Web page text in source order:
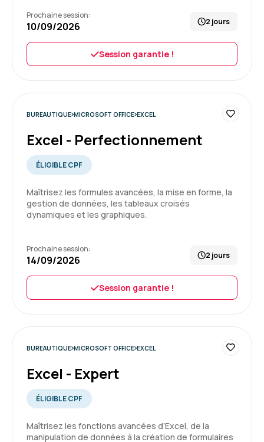
5
Formation : PowerPoint perfectionnement
Très bonne organisation, formation qui
s'adapte au niveau de l'apprenant .
Formation : Word - Initiation
Le 10/07/2026
Formation : Excel - Intermédiaire
Prochaine session:
10/09/2026 2 jours
Session garantie !
BUREAUTIQUE MICROSOFT OFFICE EXCEL
Excel - Perfectionnement
ÉLIGIBLE CPF
Maîtrisez les formules avancées, la mise en forme, la
gestion de données, les tableaux croisés
dynamiques et les graphiques.
Prochaine session:
14/09/2026 2 jours
Session garantie !
BUREAUTIQUE MICROSOFT OFFICE EXCEL
Excel - Expert
ÉLIGIBLE CPF
Maîtrisez les fonctions avancées d’Excel, de la
manipulation de données à la création de formulaires